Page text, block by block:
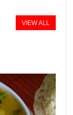
VIEW ALL